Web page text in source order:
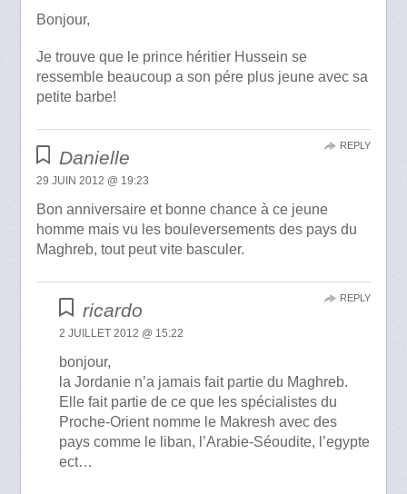
Bonjour,
Je trouve que le prince héritier Hussein se
ressemble beaucoup a son pére plus jeune avec sa
petite barbe!
Danielle
29 JUIN 2012 @ 19:23
Bon anniversaire et bonne chance à ce jeune
homme mais vu les bouleversements des pays du
Maghreb, tout peut vite basculer.
REPLY
ricardo
2 JUILLET 2012 @ 15:22
bonjour,
la Jordanie n’a jamais fait partie du Maghreb.
Elle fait partie de ce que les spécialistes du
Proche-Orient nomme le Makresh avec des
pays comme le liban, l’Arabie-Séoudite, l’egypte
ect…
REPLY